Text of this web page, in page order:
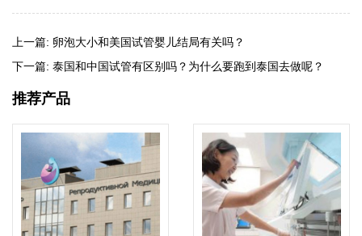
上一篇: 卵泡大小和美国试管婴儿结局有关吗？
下一篇: 泰国和中国试管有区别吗？为什么要跑到泰国去做呢？
推荐产品